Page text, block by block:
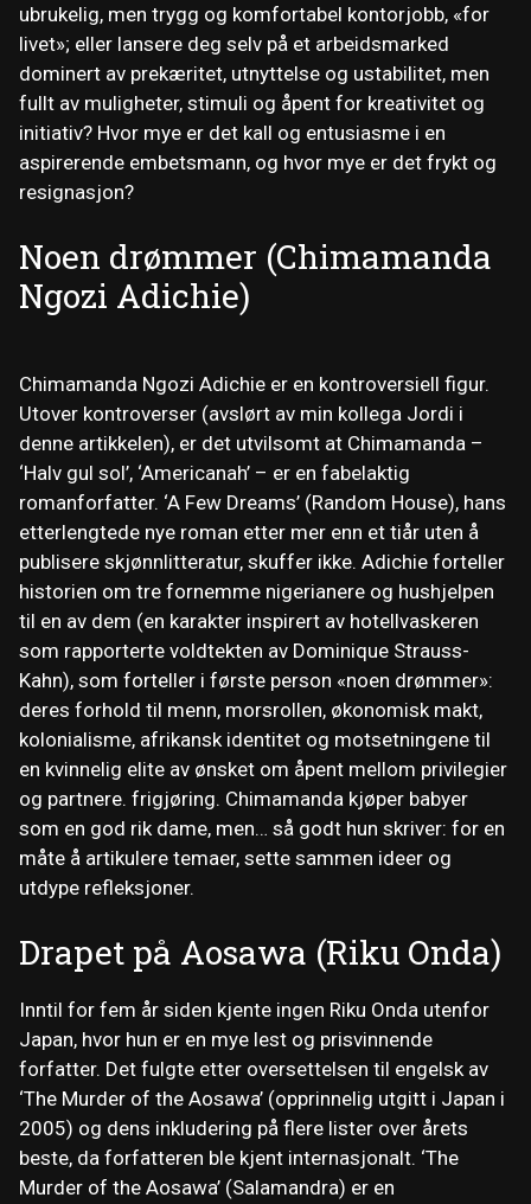
ubrukelig, men trygg og komfortabel kontorjobb, «for
livet»; eller lansere deg selv på et arbeidsmarked
dominert av prekæritet, utnyttelse og ustabilitet, men
fullt av muligheter, stimuli og åpent for kreativitet og
initiativ? Hvor mye er det kall og entusiasme i en
aspirerende embetsmann, og hvor mye er det frykt og
resignasjon?
Noen drømmer (Chimamanda
Ngozi Adichie)
Chimamanda Ngozi Adichie er en kontroversiell figur.
Utover kontroverser (avslørt av min kollega Jordi i
denne artikkelen), er det utvilsomt at Chimamanda –
‘Halv gul sol’, ‘Americanah’ – er en fabelaktig
romanforfatter. ‘A Few Dreams’ (Random House), hans
etterlengtede nye roman etter mer enn et tiår uten å
publisere skjønnlitteratur, skuffer ikke. Adichie forteller
historien om tre fornemme nigerianere og hushjelpen
til en av dem (en karakter inspirert av hotellvaskeren
som rapporterte voldtekten av Dominique Strauss-
Kahn), som forteller i første person «noen drømmer»:
deres forhold til menn, morsrollen, økonomisk makt,
kolonialisme, afrikansk identitet og motsetningene til
en kvinnelig elite av ønsket om åpent mellom privilegier
og partnere. frigjøring. Chimamanda kjøper babyer
som en god rik dame, men… så godt hun skriver: for en
måte å artikulere temaer, sette sammen ideer og
utdype refleksjoner.
Drapet på Aosawa (Riku Onda)
Inntil for fem år siden kjente ingen Riku Onda utenfor
Japan, hvor hun er en mye lest og prisvinnende
forfatter. Det fulgte etter oversettelsen til engelsk av
‘The Murder of the Aosawa’ (opprinnelig utgitt i Japan i
2005) og dens inkludering på flere lister over årets
beste, da forfatteren ble kjent internasjonalt. ‘The
Murder of the Aosawa’ (Salamandra) er en